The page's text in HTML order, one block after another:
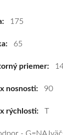
175
65
priemer:
nosnosti:90
rýchlosti:T